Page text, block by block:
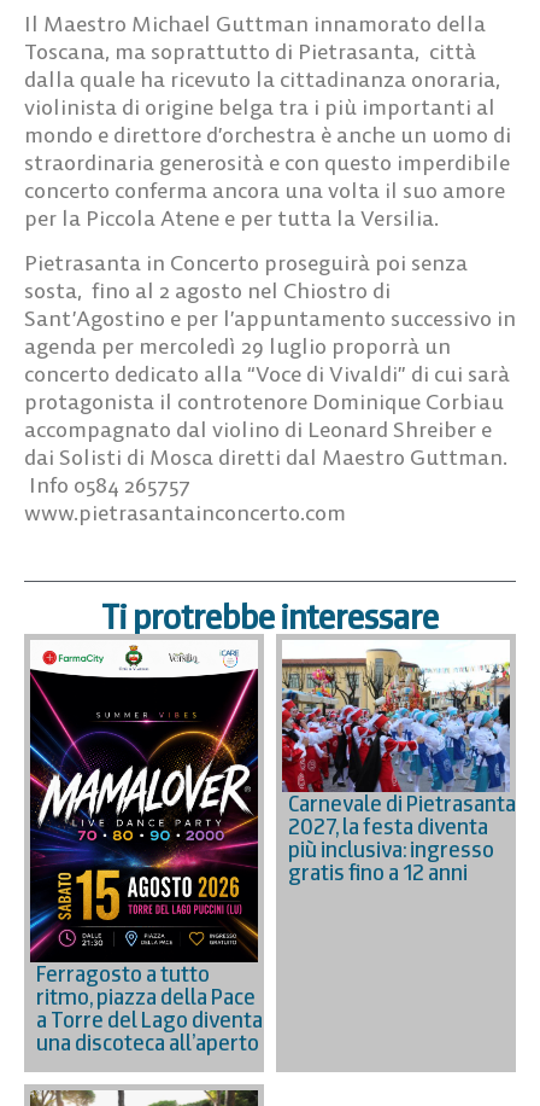
Il Maestro Michael Guttman innamorato della
Toscana, ma soprattutto di Pietrasanta, città
dalla quale ha ricevuto la cittadinanza onoraria,
violinista di origine belga tra i più importanti al
mondo e direttore d’orchestra è anche un uomo di
straordinaria generosità e con questo imperdibile
concerto conferma ancora una volta il suo amore
per la Piccola Atene e per tutta la Versilia.
Pietrasanta in Concerto proseguirà poi senza
sosta, fino al 2 agosto nel Chiostro di
Sant’Agostino e per l’appuntamento successivo in
agenda per mercoledì 29 luglio proporrà un
concerto dedicato alla “Voce di Vivaldi” di cui sarà
protagonista il controtenore Dominique Corbiau
accompagnato dal violino di Leonard Shreiber e
dai Solisti di Mosca diretti dal Maestro Guttman.
Info 0584 265757
www.pietrasantainconcerto.com
Ti protrebbe interessare
Ferragosto a tutto
ritmo, piazza della Pace
a Torre del Lago diventa
una discoteca all’aperto
Carnevale di Pietrasanta
2027, la festa diventa
più inclusiva: ingresso
gratis fino a 12 anni